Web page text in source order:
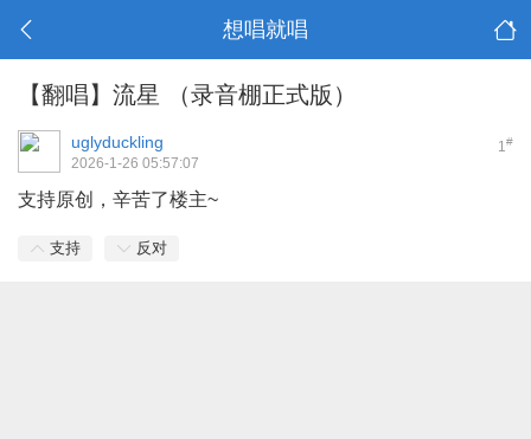
想唱就唱
【翻唱】流星 （录音棚正式版）
1#
uglyduckling
2026-1-26 05:57:07
支持原创，辛苦了楼主~
支持 反对